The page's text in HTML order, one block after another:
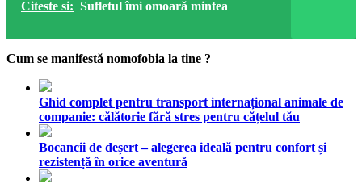
Citeste si: Sufletul îmi omoară mintea
Cum se manifestă nomofobia la tine ?
Ghid complet pentru transport internațional animale de
companie: călătorie fără stres pentru cățelul tău
Bocancii de deșert – alegerea ideală pentru confort și
rezistență în orice aventură